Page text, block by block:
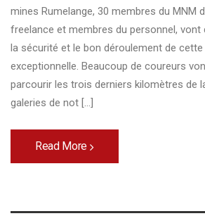
mines Rumelange, 30 membres du MNM
freelance et membres du personnel,
la sécurité et le bon déroulement de
exceptionnelle. Beaucoup de coureurs
parcourir les trois derniers kilomètres de
galeries de not [...]
Read More